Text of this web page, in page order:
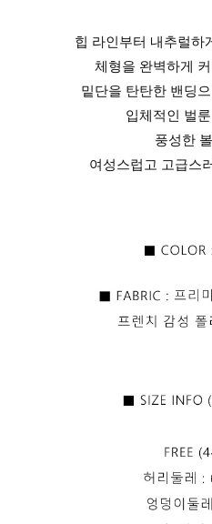
힙 라인부터 내추럴하
체형을 완벽하게
밑단을 탄탄한 밴딩
입체적인 벌
풍성한